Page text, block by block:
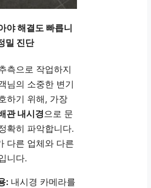
야 해결도 빠릅니
밀 진단
측으로 작업하지
님의 소중한 변기
하기 위해, 가장
관 내시경 으로 문
확히 파악합니다.
다른 업체와 다른
니다.
: 내시경 카메라를